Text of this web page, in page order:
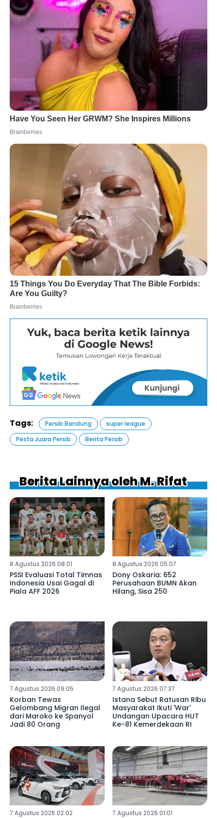
Tags: Persib Bandung
super league
Pesta Juara Persib
Berita Persib
Berita Lainnya oleh M. Rifat
8 Agustus 2026 08:01
PSSI Evaluasi Total Timnas
Indonesia Usai Gagal di
Piala AFF 2026
8 Agustus 2026 05:07
Dony Oskaria: 652
Perusahaan BUMN Akan
Hilang, Sisa 250
7 Agustus 2026 09:05
Korban Tewas
Gelombang Migran Ilegal
dari Maroko ke Spanyol
Jadi 80 Orang
7 Agustus 2026 07:37
Istana Sebut Ratusan Ribu
Masyarakat Ikuti 'War'
Undangan Upacara HUT
Ke-81 Kemerdekaan RI
7 Agustus 2026 02:02 7 Agustus 2026 01:01